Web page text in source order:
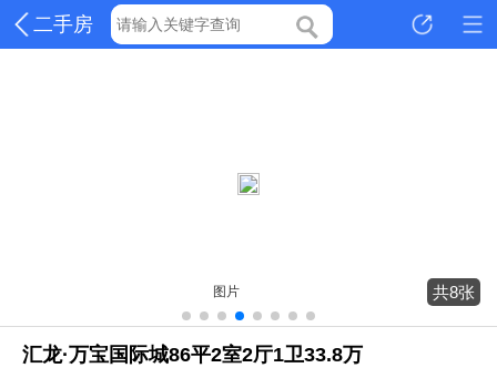
二手房
共8张
图片
汇龙·万宝国际城86平2室2厅1卫33.8万